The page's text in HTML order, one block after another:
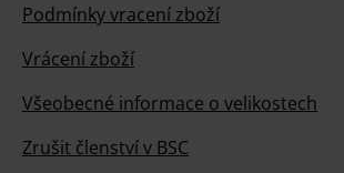
Podmínky vracení zboží
Vrácení zboží
Všeobecné informace o velikostech
Zrušit členství v BSC